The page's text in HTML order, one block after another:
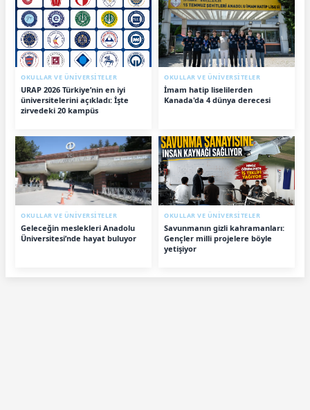
OKULLAR VE ÜNİVERSİTELER
URAP 2026 Türkiye’nin en iyi
üniversitelerini açıkladı: İşte
zirvedeki 20 kampüs
OKULLAR VE ÜNİVERSİTELER
İmam hatip liselilerden
Kanada'da 4 dünya derecesi
OKULLAR VE ÜNİVERSİTELER
Geleceğin meslekleri Anadolu
Üniversitesi’nde hayat buluyor
OKULLAR VE ÜNİVERSİTELER
Savunmanın gizli kahramanları:
Gençler milli projelere böyle
yetişiyor